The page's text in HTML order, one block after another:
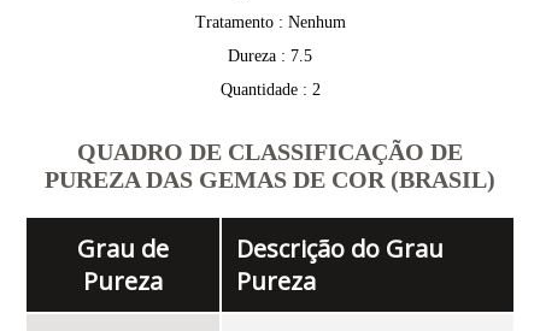
Tratamento : Nenhum
Dureza : 7.5
Quantidade : 2
QUADRO DE CLASSIFICAÇÃO DE
PUREZA DAS GEMAS DE COR (BRASIL)
Grau de
Pureza
Descrição do Grau
Pureza